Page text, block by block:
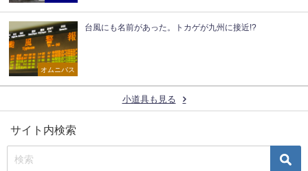
オムニバス
台風にも名前があった。トカゲが九州に接近!?
小道具も見る
サイト内検索